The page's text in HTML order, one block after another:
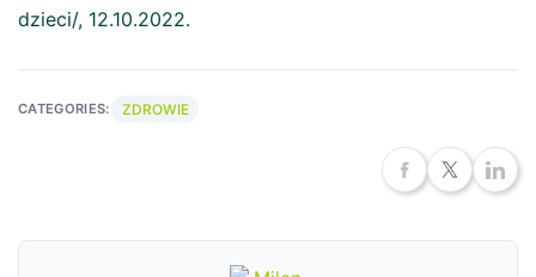
dzieci/, 12.10.2022.
CATEGORIES: ZDROWIE